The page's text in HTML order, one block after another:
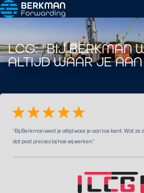
LCG: "BIJ BERKMAN
ALTIJD WAAR JE AAN
“Bij Berkman weet je altijd waar je aan toe bent. Wat ze
dat past precies bij hoe wij werken."